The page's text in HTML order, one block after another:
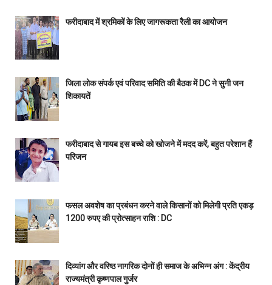
फरीदाबाद में श्रमिकों के लिए जागरूकता रैली का आयोजन
जिला लोक संपर्क एवं परिवाद समिति की बैठक में DC ने सुनी जन
शिकायतें
फरीदाबाद से गायब इस बच्चे को खोजने में मदद करें, बहुत परेशान हैं
परिजन
फसल अवशेष का प्रबंधन करने वाले किसानों को मिलेगी प्रति एकड़
1200 रुपए की प्रोत्साहन राशि : DC
दिव्यांग और वरिष्ठ नागरिक दोनों ही समाज के अभिन्न अंग : केंद्रीय
राज्यमंत्री कृष्णपाल गुर्जर